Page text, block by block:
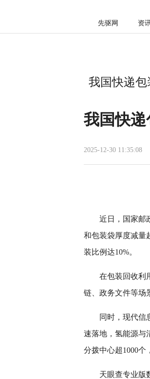
先驱网 资
我国快递包
我国快递
2025-12-30 11:35:08
近日，国家邮
和包装袋厚度减量
装比例达10%。
在包装回收利
链、政务文件等场
同时，现代信
速落地，氢能源与
分拨中心超1000个
天眼查专业版